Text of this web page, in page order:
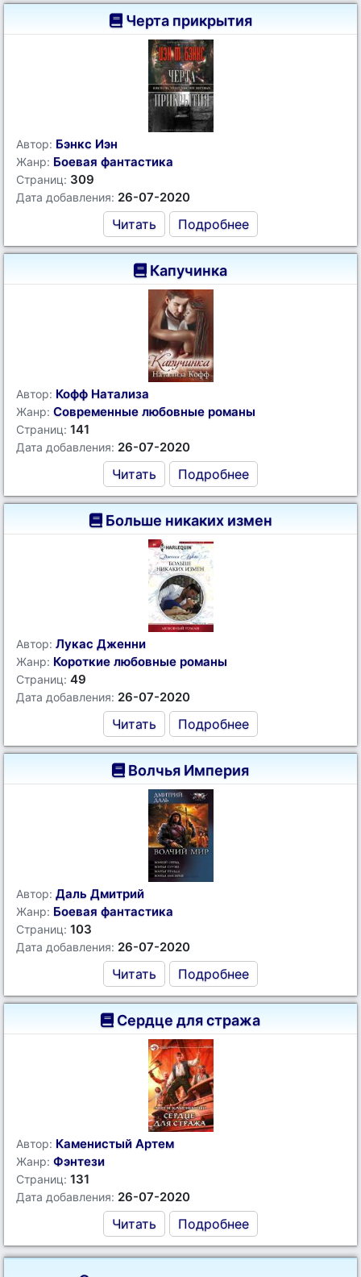
Черта прикрытия
Автор: Бэнкс Иэн
Жанр: Боевая фантастика
Страниц: 309
Дата добавления: 26-07-2020
Читать Подробнее
Капучинка
Автор: Кофф Натализа
Жанр: Современные любовные романы
Страниц: 141
Дата добавления: 26-07-2020
Читать Подробнее
Больше никаких измен
Автор: Лукас Дженни
Жанр: Короткие любовные романы
Страниц: 49
Дата добавления: 26-07-2020
Читать Подробнее
Волчья Империя
Автор: Даль Дмитрий
Жанр: Боевая фантастика
Страниц: 103
Дата добавления: 26-07-2020
Читать Подробнее
Сердце для стража
Автор: Каменистый Артем
Жанр: Фэнтези
Страниц: 131
Дата добавления: 26-07-2020
Читать Подробнее